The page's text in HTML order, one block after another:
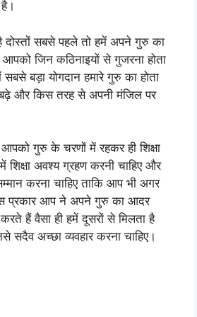
दोस्तों सबसे पहले तो हमें अपने गुरु का
जिन कठिनाइयों से गुजरना होता
बड़ा योगदान हमारे गुरु का होता
और किस तरह से अपनी मंजिल पर
गुरु के चरणों में रहकर ही शिक्षा
शिक्षा अवश्य ग्रहण करनी चाहिए और
करना चाहिए ताकि आप भी अगर
प्रकार आप ने अपने गुरु का आदर
हैं वैसा ही हमें दूसरों से मिलता है
अच्छा व्यवहार करना चाहिए।